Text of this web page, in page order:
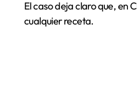
El caso deja claro que, en
cualquier receta.